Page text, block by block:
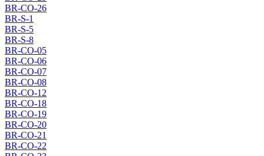
BR-CO-26
BR-S-1
BR-S-5
BR-S-8
BR-CO-05
BR-CO-06
BR-CO-07
BR-CO-08
BR-CO-12
BR-CO-18
BR-CO-19
BR-CO-20
BR-CO-21
BR-CO-22